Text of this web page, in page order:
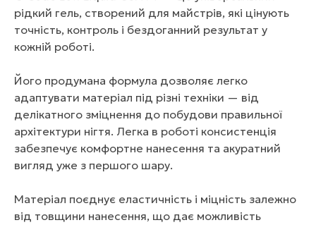
рідкий гель, створений для майстрів, які цінують
точність, контроль і бездоганний результат у
кожній роботі.
Його продумана формула дозволяє легко
адаптувати матеріал під різні техніки — від
делікатного зміцнення до побудови правильної
архітектури нігтя. Легка в роботі консистенція
забезпечує комфортне нанесення та акуратний
вигляд уже з першого шару.
Матеріал поєднує еластичність і міцність залежно
від товщини нанесення, що дає можливість